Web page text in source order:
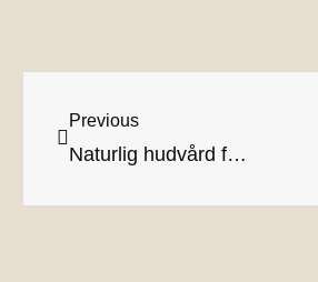
Previous
Naturlig hudvård för gravida